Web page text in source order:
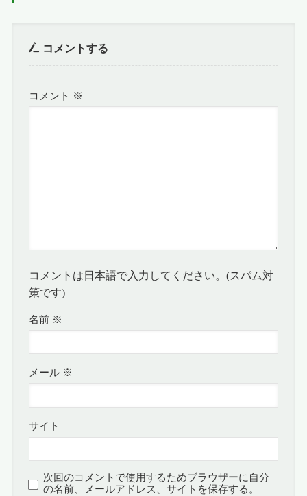
コメントする
コメント ※
コメントは日本語で入力してください。(スパム対
策です)
名前 ※
メール ※
サイト
次回のコメントで使用するためブラウザーに自分
の名前、メールアドレス、サイトを保存する。